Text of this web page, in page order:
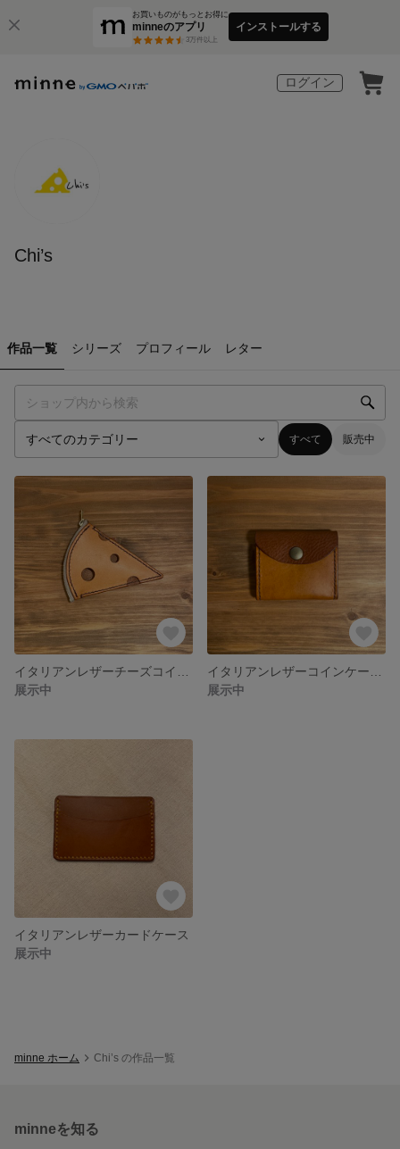
お買いものがもっとお得に
minneのアプリ
3万件以上
インストールする
ログイン
Chi’s
作品一覧 シリーズ プロフィール レター
すべて 販売中
展示中
展示中
イタリアンレザーカードケース
展示中
minne ホーム Chi’s の作品一覧
minneを知る